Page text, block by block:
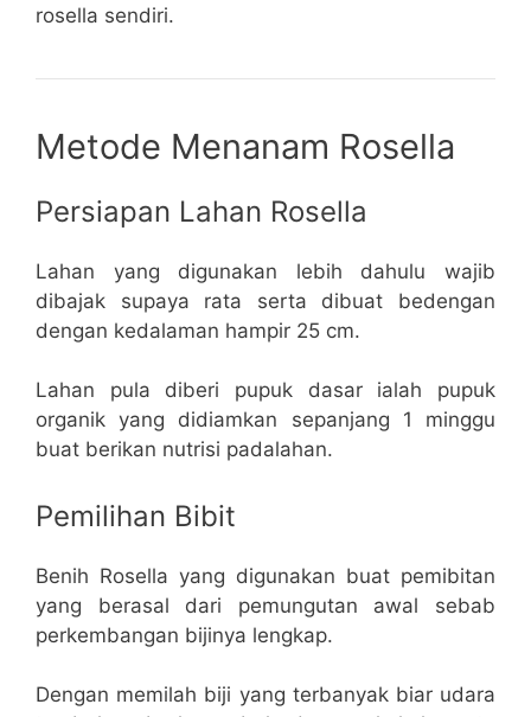
rosella sendiri.
Metode Menanam Rosella
Persiapan Lahan Rosella
Lahan yang digunakan lebih dahulu wajib
dibajak supaya rata serta dibuat bedengan
dengan kedalaman hampir 25 cm.
Lahan pula diberi pupuk dasar ialah pupuk
organik yang didiamkan sepanjang 1 minggu
buat berikan nutrisi padalahan.
Pemilihan Bibit
Benih Rosella yang digunakan buat pemibitan
yang berasal dari pemungutan awal sebab
perkembangan bijinya lengkap.
Dengan memilah biji yang terbanyak biar udara